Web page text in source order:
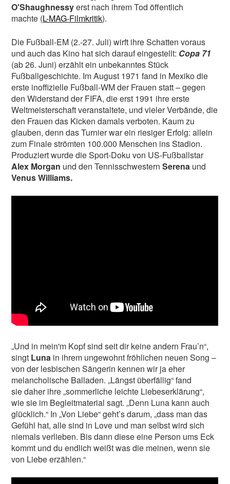
O'Shaughnessyerst nach ihrem Tod öffentlich
machte (L-MAG-Filmkritik).
Die Fußball-EM (2.-27. Juli) wirft ihre Schatten voraus
und auch das Kino hat sich darauf eingestellt: Copa 71
(ab 26. Juni) erzählt ein unbekanntes Stück
Fußballgeschichte. Im August 1971 fand in Mexiko die
erste inoffizielle Fußball-WM der Frauen statt – gegen
den Widerstand der FIFA, die erst 1991 ihre erste
Weltmeisterschaft veranstaltete, und vieler Verbände, die
den Frauen das Kicken damals verboten. Kaum zu
glauben, denn das Turnier war ein riesiger Erfolg: allein
zum Finale strömten 100.000 Menschen ins Stadion.
Produziert wurde die Sport-Doku von US-Fußballstar
Alex Morgan und den TennisschwesternSerena und
Venus Williams.
„Und in mein'm Kopf sind seit dir keine andern Frau’n“,
singt Luna in ihrem ungewohnt fröhlichen neuen Song –
von der lesbischen Sängerin kennen wir ja eher
melancholische Balladen. „Längst überfällig“ fand
sie daher ihre „sommerliche leichte Liebeserklärung“,
wie sie im Begleitmaterial sagt. „Denn Luna kann auch
glücklich.“ In „Von Liebe“ geht’s darum, „dass man das
Gefühl hat, alle sind in Love und man selbst wird sich
niemals verlieben. Bis dann diese eine Person ums Eck
kommt und du endlich weißt was die meinen, wenn sie
von Liebe erzählen.“